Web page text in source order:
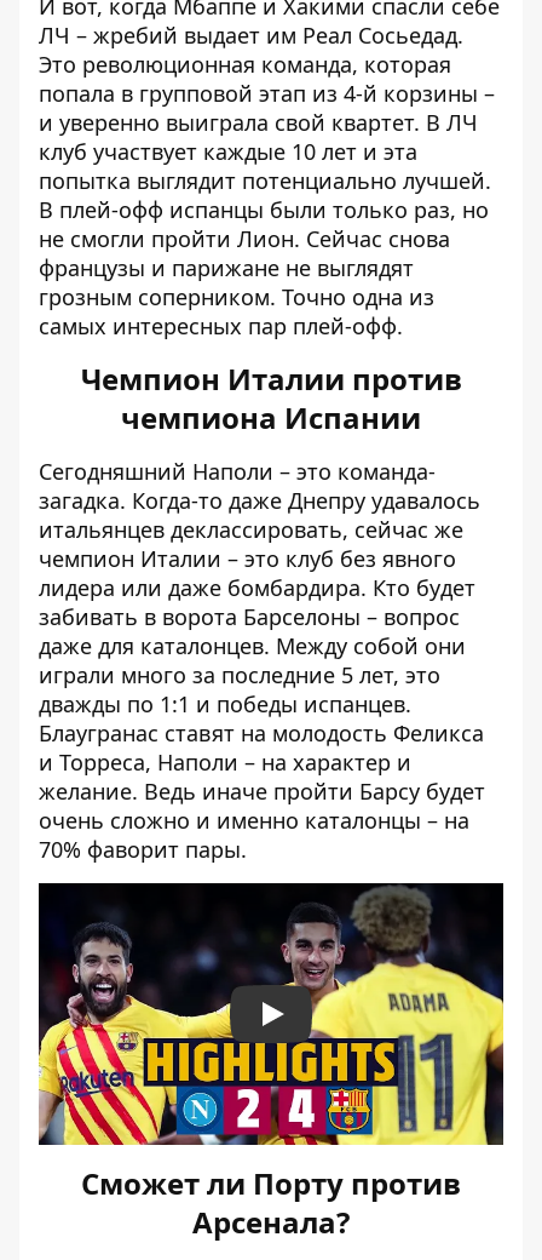
И вот, когда Мбаппе и Хакими спасли себе
ЛЧ – жребий выдает им Реал Сосьедад.
Это революционная команда, которая
попала в групповой этап из 4-й корзины –
и уверенно выиграла свой квартет. В ЛЧ
клуб участвует каждые 10 лет и эта
попытка выглядит потенциально лучшей.
В плей-офф испанцы были только раз, но
не смогли пройти Лион. Сейчас снова
французы и парижане не выглядят
грозным соперником. Точно одна из
самых интересных пар плей-офф.
Чемпион Италии против
чемпиона Испании
Сегодняшний Наполи – это команда-
загадка. Когда-то даже Днепру удавалось
итальянцев деклассировать, сейчас же
чемпион Италии – это клуб без явного
лидера или даже бомбардира. Кто будет
забивать в ворота Барселоны – вопрос
даже для каталонцев. Между собой они
играли много за последние 5 лет, это
дважды по 1:1 и победы испанцев.
Блаугранас ставят на молодость Феликса
и Торреса, Наполи – на характер и
желание. Ведь иначе пройти Барсу будет
очень сложно и именно каталонцы – на
70% фаворит пары.
Play
Сможет ли Порту против
Арсенала?